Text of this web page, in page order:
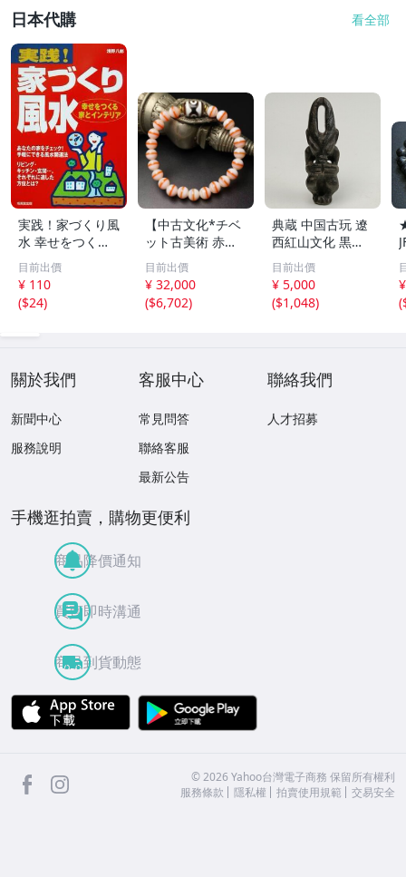
日本代購 看全部
実践！家づくり風
水 幸せをつくる
家とインテリア/
浅野八郎(著者)
目前出價
¥ 110
($24)
【中古文化*チベ
ット古美術 赤縞
天眼瑪瑙丸珠 天
地天珠組み合わせ
ブレスレット 縞
瑪瑙 古玩 アンテ
目前出價
¥ 32,000
($6,702)
典蔵 中国古玩 遼
西紅山文化 黒曜
石 黒皮玉 太陽神
祈祷像 唐物 骨董
品 古美術 古玉 彫
刻 時代物 魔除け
目前出價
¥ 5,000
($1,048)
(
關於我們
新聞中心
服務說明
客服中心
常見問答
聯絡客服
最新公告
聯絡我們
人才招募
手機逛拍賣，購物更便利
商品降價通知
買賣即時溝通
商品到貨動態
APP Store
facebook ©2026 Yahoo台灣電子商務 保留所有權利
服務條款
隱私權 拍賣使用規範 交易安全